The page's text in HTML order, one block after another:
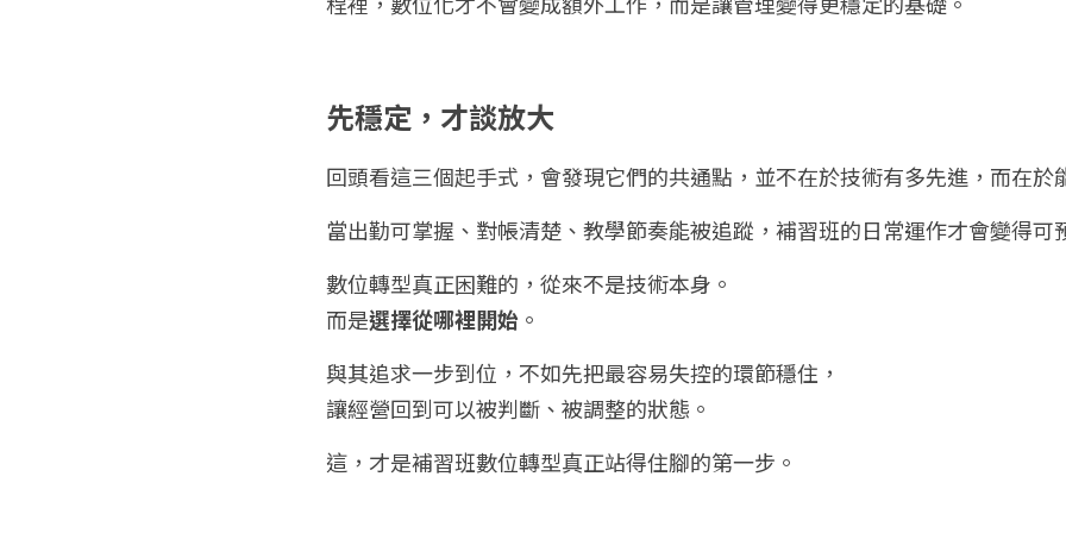
先穩定，才談放大
回頭看這三個起手式，會發現它們的共通點，並不在於技術有多先進，而在於
當出勤可掌握、對帳清楚、教學節奏能被追蹤，補習班的日常運作才會變得可
數位轉型真正困難的，從來不是技術本身。
而是選擇從哪裡開始 。
與其追求一步到位，不如先把最容易失控的環節穩住，
讓經營回到可以被判斷、被調整的狀態。
這，才是補習班數位轉型真正站得住腳的第一步。